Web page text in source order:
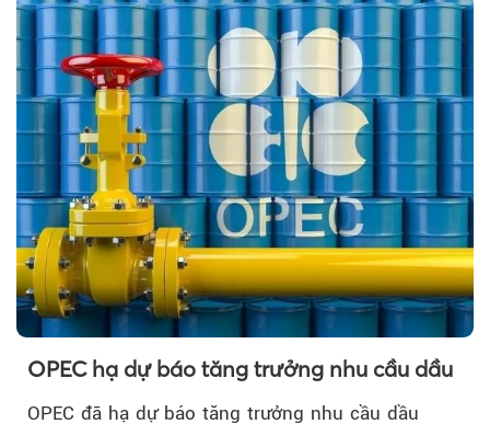
OPEC hạ dự báo tăng trưởng nhu cầu dầu
OPEC đã hạ dự báo tăng trưởng nhu cầu dầu